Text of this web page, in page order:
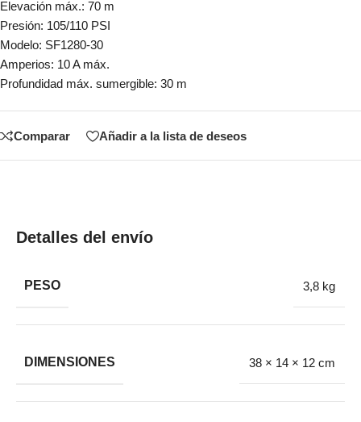
Elevación máx.: 70 m
Presión: 105/110 PSI
Modelo: SF1280-30
Amperios: 10 A máx.
Profundidad máx. sumergible: 30 m
Comparar Añadir a la lista de deseos
Detalles del envío
PESO 3,8 kg
DIMENSIONES 38 × 14 × 12 cm